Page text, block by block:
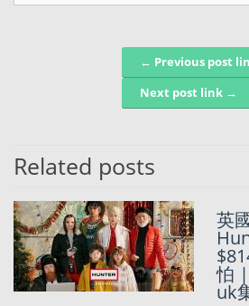
Post navigation← Previous post
Next post link →
Related posts
英
怕
uk
英
有
乾